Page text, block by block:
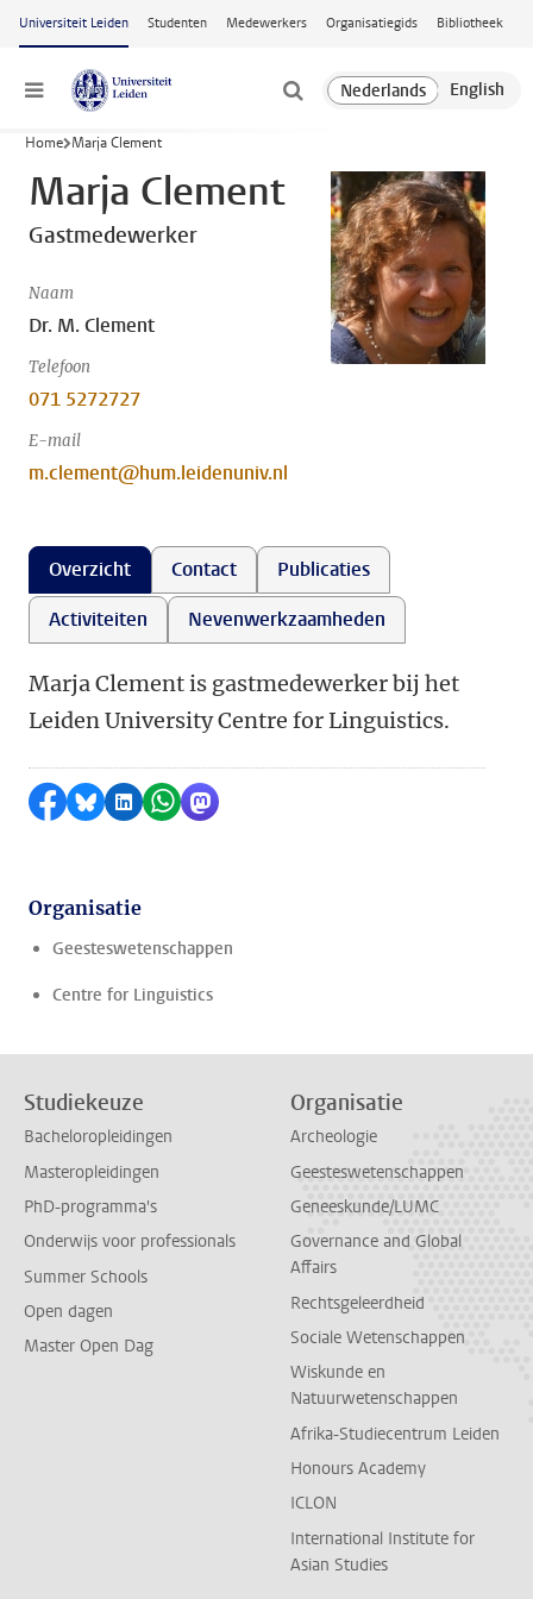
Ga naar hoofdinhoud
Universiteit Leiden Studenten Medewerkers Organisatiegids Bibliotheek
Menu
Home Marja Clement
Marja Clement
Gastmedewerker
Naam
Dr. M. Clement
Telefoon
071 5272727
E-mail
m.clement@hum.leidenuniv.nl
Overzicht Contact
Publicaties
Activiteiten
Nevenwerkzaamheden
Marja Clement is gastmedewerker bij het
Leiden University Centre for Linguistics.
Delen op Facebook
Delen via Bluesky
Delen op LinkedIn
Delen via WhatsApp
Delen via Mastodon
Organisatie
Geesteswetenschappen
Centre for Linguistics
Studiekeuze
Bacheloropleidingen
Masteropleidingen
PhD-programma's
Onderwijs voor professionals
Summer Schools
Open dagen
Master Open Dag
Organisatie
Archeologie
Geesteswetenschappen
Geneeskunde/LUMC
Governance and Global
Affairs
Rechtsgeleerdheid
Sociale Wetenschappen
Wiskunde en
Natuurwetenschappen
Afrika-Studiecentrum Leiden
Honours Academy
ICLON
International Institute for
Asian Studies